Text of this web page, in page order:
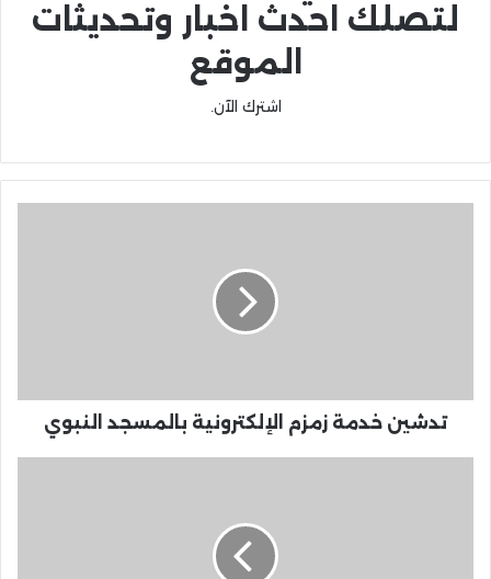
لتصلك احدث اخبار وتحديثات
الموقع
اشترك الآن.
‏‫تدشين خدمة زمزم الإلكترونية بالمسجد النبوي